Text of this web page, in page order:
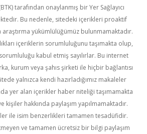
tarafından onaylanmış bir Yer Sağlayıcı
Bu nedenle, sitedeki içerikleri proaktif
yükümlülüğümüz bulunmamaktadır.
içeriklerin sorumluluğunu taşımakta olup,
kabul etmiş sayılırlar. Bu internet
kurum veya şahıs şirketi ile hiçbir bağlantısı
yalnızca kendi hazırladığımız makaleler
yer alan içerikler haber niteliği taşımamakta
kişiler hakkında paylaşım yapılmamaktadır.
ile isim benzerlikleri tamamen tesadüfidir.
ve tamamen ücretsiz bir bilgi paylaşım